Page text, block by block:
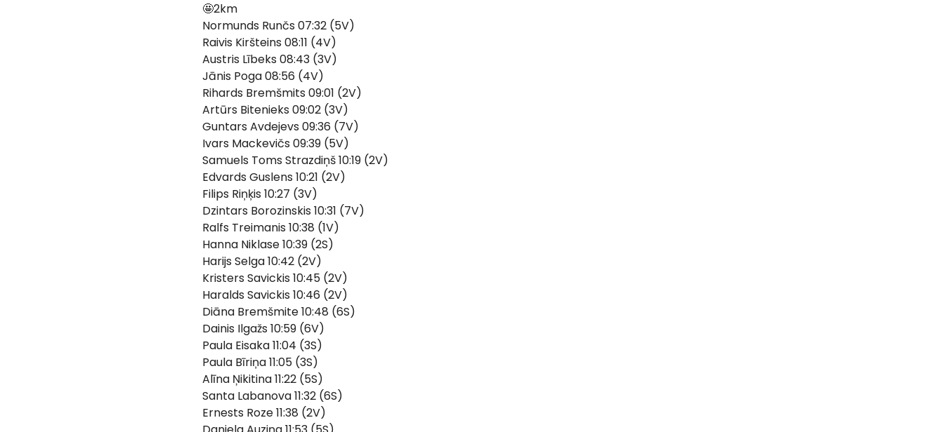
🤩2km
Normunds Runčs 07:32 (5V)
Raivis Kiršteins 08:11 (4V)
Austris Lībeks 08:43 (3V)
Jānis Poga 08:56 (4V)
Rihards Bremšmits 09:01 (2V)
Artūrs Bitenieks 09:02 (3V)
Guntars Avdejevs 09:36 (7V)
Ivars Mackevičs 09:39 (5V)
Samuels Toms Strazdiņš 10:19 (2V)
Edvards Guslens 10:21 (2V)
Filips Riņķis 10:27 (3V)
Dzintars Borozinskis 10:31 (7V)
Ralfs Treimanis 10:38 (1V)
Hanna Niklase 10:39 (2S)
Harijs Selga 10:42 (2V)
Kristers Savickis 10:45 (2V)
Haralds Savickis 10:46 (2V)
Diāna Bremšmite 10:48 (6S)
Dainis Ilgažs 10:59 (6V)
Paula Eisaka 11:04 (3S)
Paula Bīriņa 11:05 (3S)
Alīna Ņikitina 11:22 (5S)
Santa Labanova 11:32 (6S)
Ernests Roze 11:38 (2V)